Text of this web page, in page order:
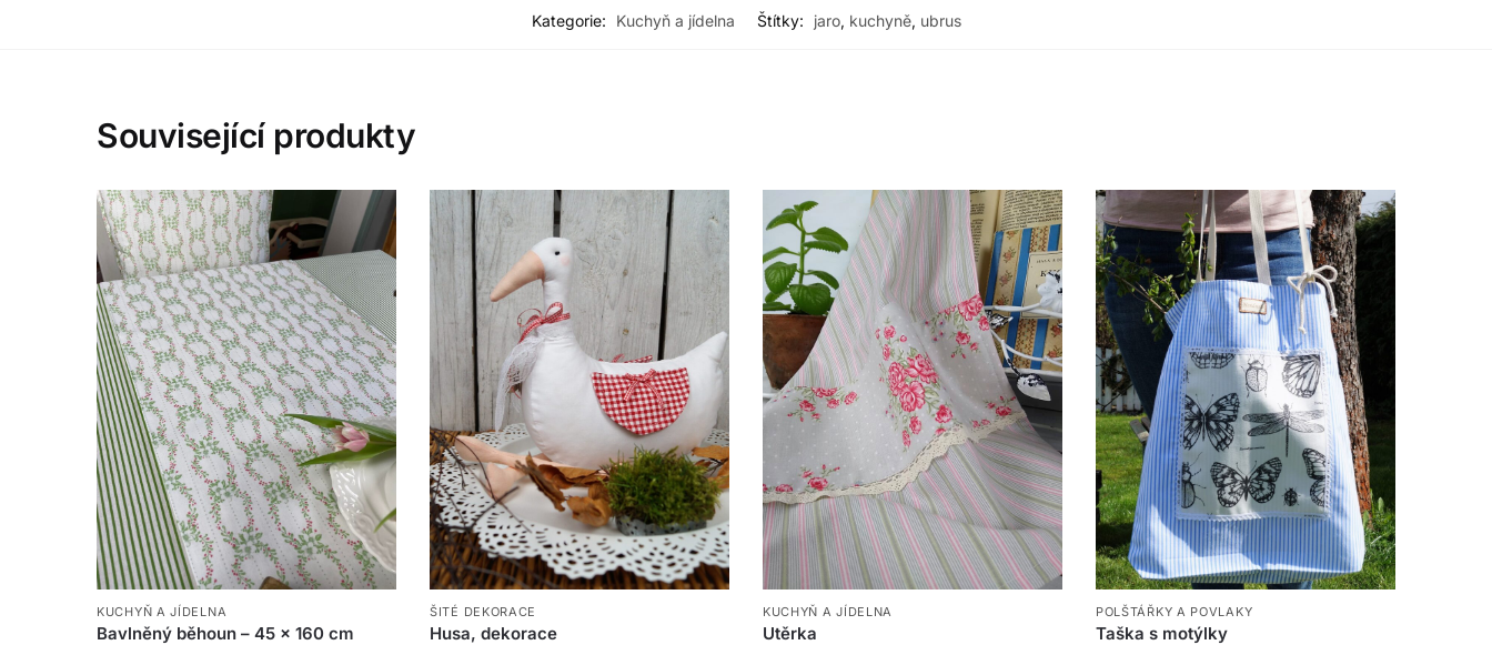
Kategorie: Kuchyň a jídelna Štítky: jaro, kuchyně, ubrus
Související produkty
KUCHYŇ A JÍDELNA
Bavlněný běhoun – 45 x 160 cm
ŠITÉ DEKORACE
Husa, dekorace
KUCHYŇ A JÍDELNA
Utěrka
POLŠTÁŘKY A POVLAKY
Taška s motýlky